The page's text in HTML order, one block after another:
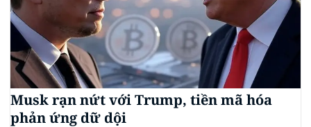
Musk rạn nứt với Trump, tiền mã hóa
phản ứng dữ dội